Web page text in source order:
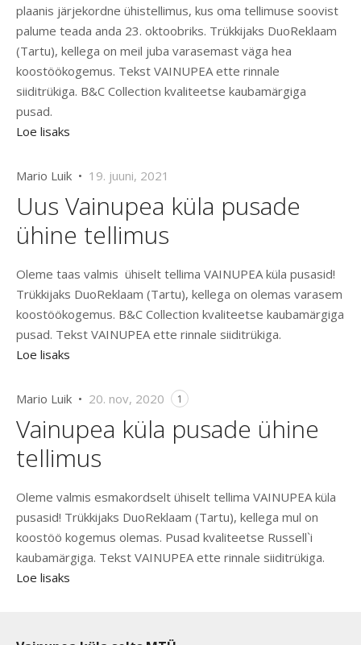
plaanis järjekordne ühistellimus, kus oma tellimuse soovist
palume teada anda 23. oktoobriks. Trükkijaks DuoReklaam
(Tartu), kellega on meil juba varasemast väga hea
koostöökogemus. Tekst VAINUPEA ette rinnale
siiditrükiga. B&C Collection kvaliteetse kaubamärgiga
pusad.
Loe lisaks
Mario Luik • 19. juuni, 2021
Uus Vainupea küla pusade
ühine tellimus
Oleme taas valmis ühiselt tellima VAINUPEA küla pusasid!
Trükkijaks DuoReklaam (Tartu), kellega on olemas varasem
koostöökogemus. B&C Collection kvaliteetse kaubamärgiga
pusad. Tekst VAINUPEA ette rinnale siiditrükiga.
Loe lisaks
Mario Luik • 20. nov, 2020 1
Vainupea küla pusade ühine
tellimus
Oleme valmis esmakordselt ühiselt tellima VAINUPEA küla
pusasid! Trükkijaks DuoReklaam (Tartu), kellega mul on
koostöö kogemus olemas. Pusad kvaliteetse Russell`i
kaubamärgiga. Tekst VAINUPEA ette rinnale siiditrükiga.
Loe lisaks